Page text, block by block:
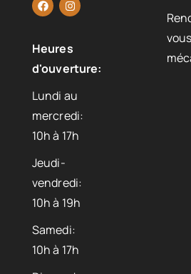
Heures
d'ouverture:
Lundi au
mercredi:
10h à 17h
Jeudi-
vendredi:
10h à 19h
Samedi:
10h à 17h